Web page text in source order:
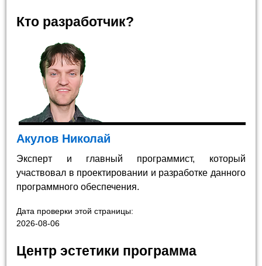
Кто разработчик?
Акулов Николай
Эксперт и главный программист, который
участвовал в проектировании и разработке данного
программного обеспечения.
Дата проверки этой страницы:
2026-08-06
Центр эстетики программа